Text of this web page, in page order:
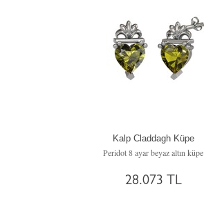
Kalp Claddagh Küpe
Peridot 8 ayar beyaz altın küpe
28.073 TL